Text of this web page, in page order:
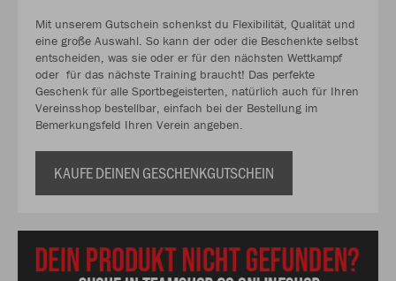
Mit unserem Gutschein schenkst du Flexibilität, Qualität und
eine große Auswahl. So kann der oder die Beschenkte selbst
entscheiden, was sie oder er für den nächsten Wettkampf
oder für das nächste Training braucht! Das perfekte
Geschenk für alle Sportbegeisterten, natürlich auch für Ihren
Vereinsshop bestellbar, einfach bei der Bestellung im
Bemerkungsfeld Ihren Verein angeben.
KAUFE DEINEN GESCHENKGUTSCHEIN